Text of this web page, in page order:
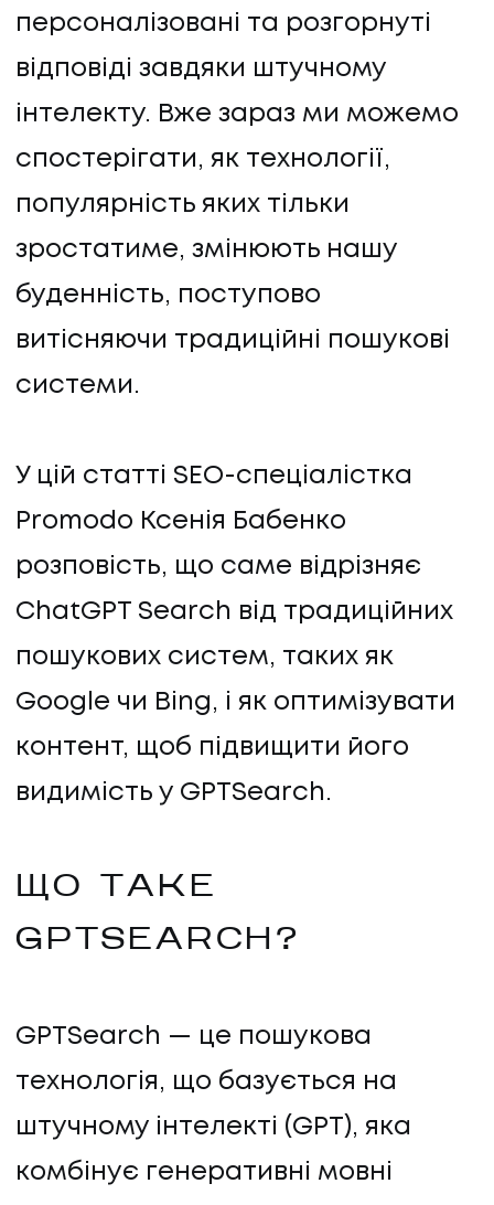
персоналізовані та розгорнуті
відповіді завдяки штучному
інтелекту. Вже зараз ми можемо
спостерігати, як технології,
популярність яких тільки
зростатиме, змінюють нашу
буденність, поступово
витісняючи традиційні пошукові
системи.
У цій статті SEO-спеціалістка
Promodo Ксенія Бабенко
розповість, що саме відрізняє
ChatGPT Search від традиційних
пошукових систем, таких як
Google чи Bing, і як оптимізувати
контент, щоб підвищити його
видимість у GPTSearch.
ЩО ТАКЕ
GPTSEARCH?
GPTSearch — це пошукова
технологія, що базується на
штучному інтелекті (GPT), яка
комбінує генеративні мовні